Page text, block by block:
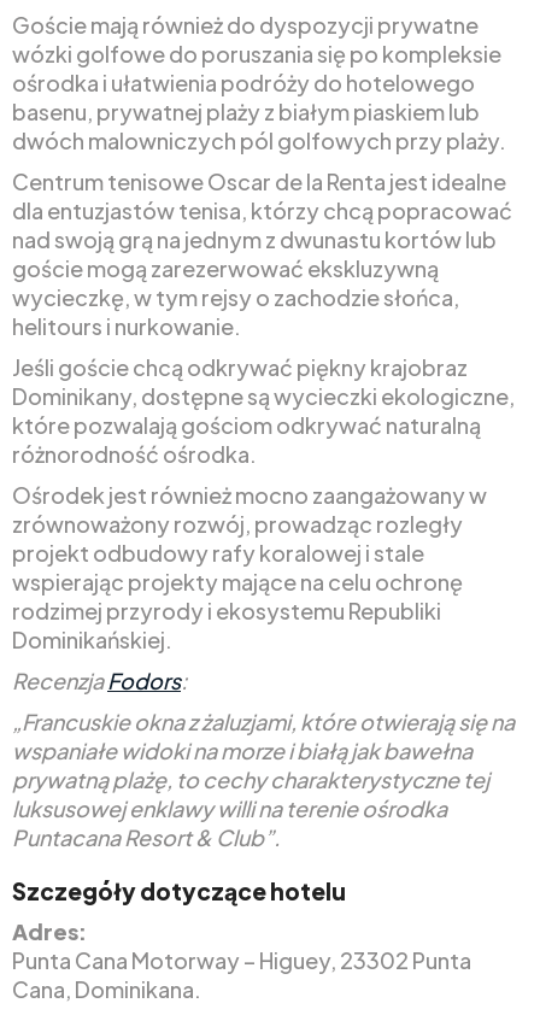
Goście mają również do dyspozycji prywatne
wózki golfowe do poruszania się po kompleksie
ośrodka i ułatwienia podróży do hotelowego
basenu, prywatnej plaży z białym piaskiem lub
dwóch malowniczych pól golfowych przy plaży.
Centrum tenisowe Oscar de la Renta jest idealne
dla entuzjastów tenisa, którzy chcą popracować
nad swoją grą na jednym z dwunastu kortów lub
goście mogą zarezerwować ekskluzywną
wycieczkę, w tym rejsy o zachodzie słońca,
helitours i nurkowanie.
Jeśli goście chcą odkrywać piękny krajobraz
Dominikany, dostępne są wycieczki ekologiczne,
które pozwalają gościom odkrywać naturalną
różnorodność ośrodka.
Ośrodek jest również mocno zaangażowany w
zrównoważony rozwój, prowadząc rozległy
projekt odbudowy rafy koralowej i stale
wspierając projekty mające na celu ochronę
rodzimej przyrody i ekosystemu Republiki
Dominikańskiej.
RecenzjaFodors:
„Francuskie okna z żaluzjami, które otwierają się na
wspaniałe widoki na morze i białą jak bawełna
prywatną plażę, to cechy charakterystyczne tej
luksusowej enklawy willi na terenie ośrodka
Puntacana Resort & Club”.
Szczegóły dotyczące hotelu
Adres:
Punta Cana Motorway – Higuey, 23302 Punta
Cana, Dominikana.